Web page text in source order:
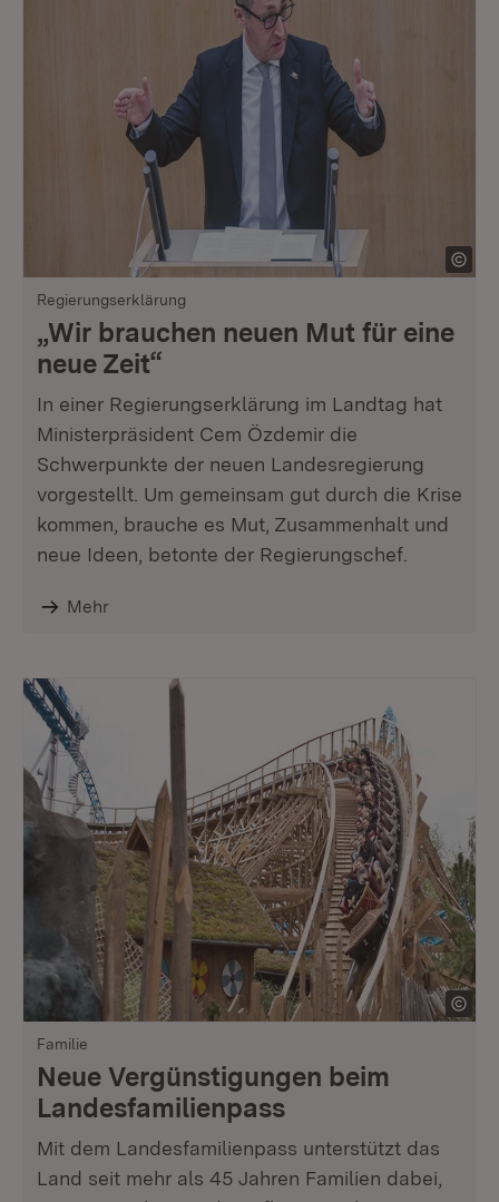
Regierungserklärung
„Wir brauchen neuen Mut für eine
neue Zeit“
In einer Regierungserklärung im Landtag hat
Ministerpräsident Cem Özdemir die
Schwerpunkte der neuen Landesregierung
vorgestellt. Um gemeinsam gut durch die Krise
kommen, brauche es Mut, Zusammenhalt und
neue Ideen, betonte der Regierungschef.
Mehr
Familie
Neue Vergünstigungen beim
Landesfamilienpass
Mit dem Landesfamilienpass unterstützt das
Land seit mehr als 45 Jahren Familien dabei,